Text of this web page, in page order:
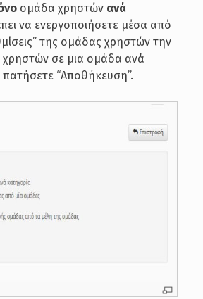
ομάδα χρηστών ανά
να ενεργοποιήσετε μέσα από
της ομάδας χρηστών την
χρηστών σε μια ομάδα ανά
πατήσετε “Αποθήκευση”.